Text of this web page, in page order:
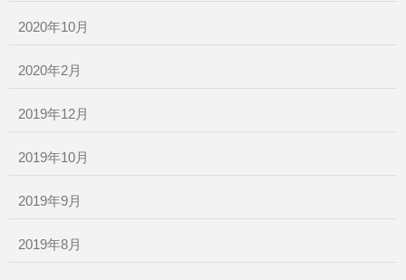
2020年10月
2020年2月
2019年12月
2019年10月
2019年9月
2019年8月